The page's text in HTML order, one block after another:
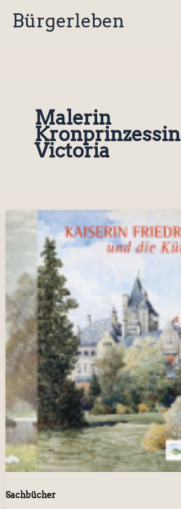
InhaltBürgerleben
Malerin
Kronprinzessin
Victoria
Sachbücher